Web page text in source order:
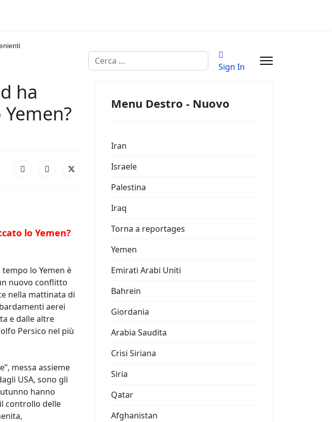
Cerca
Sign In
ha
lo Yemen?
lo Yemen è
nuovo conflitto
nella mattinata di
aerei
e dalle altre
Persico nel più
messa assieme
USA, sono gli
hanno
controllo delle
Menu Destro - Nuovo
Iran
Israele
Palestina
Iraq
Torna a reportages
Yemen
Emirati Arabi Uniti
Bahrein
Giordania
Arabia Saudita
Crisi Siriana
Siria
Qatar
Afghanistan